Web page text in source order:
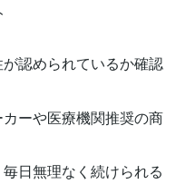
が認められているか確認
カーや医療機関推奨の商
毎日無理なく続けられる